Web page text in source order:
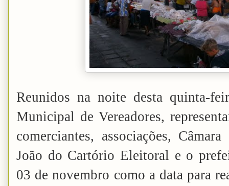
Reunidos na noite desta quinta-
Municipal de Vereadores,
comerciantes, associações,
João do Cartório Eleitoral e o
03 de novembro como a data para